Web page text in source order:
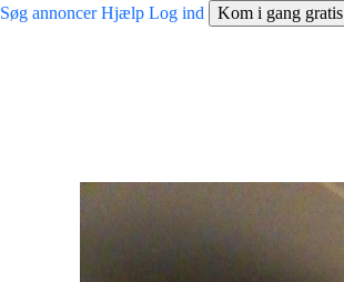
Søg annoncerHjælp Log ind Kom i gang gratis